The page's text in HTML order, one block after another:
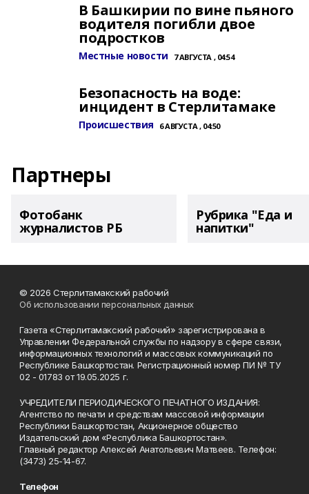
В Башкирии по вине пьяного
водителя погибли двое
подростков
Местные новости 7 АВГУСТА , 04:54
Безопасность на воде:
инцидент в Стерлитамаке
Происшествия 6 АВГУСТА , 04:50
Партнеры
Фотобанк
журналистов РБ
Рубрика "Еда и
напитки"
© 2026 Стерлитамакский рабочий
Об использовании персональных данных
Газета «Стерлитамакский рабочий» зарегистрирована в
Управлении Федеральной службы по надзору в сфере связи,
информационных технологий и массовых коммуникаций по
Республике Башкортостан. Регистрационный номер ПИ № ТУ
02 - 01783 от 19.05.2025 г.
УЧРЕДИТЕЛИ ПЕРИОДИЧЕСКОГО ПЕЧАТНОГО ИЗДАНИЯ:
Агентство по печати и средствам массовой информации
Республики Башкортостан, Акционерное общество
Издательский дом «Республика Башкортостан».
Главный редактор Алексей Анатольевич Матвеев. Телефон:
(3473) 25-14-67.
Телефон